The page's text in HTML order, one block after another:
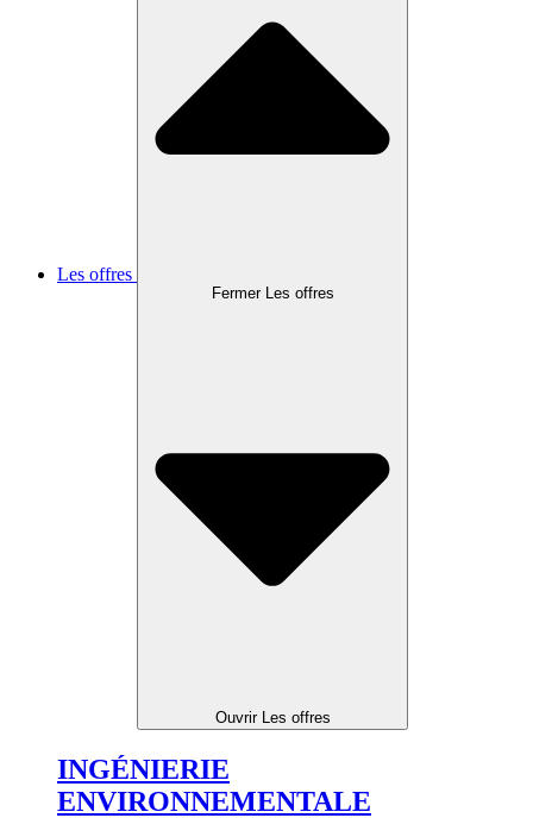
Les offres
Fermer Les offres
Ouvrir Les offres
INGÉNIERIE
ENVIRONNEMENTALE